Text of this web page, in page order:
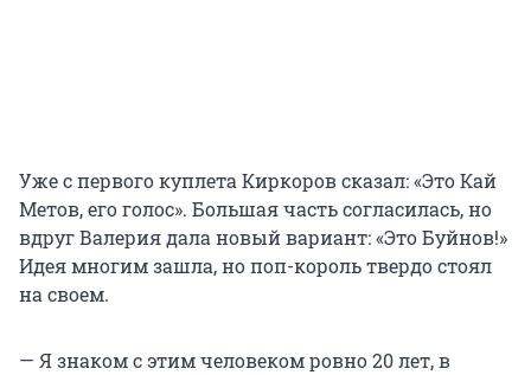
Уже с первого куплета Киркоров сказал: «Это Кай
Метов, его голос». Большая часть согласилась, но
вдруг Валерия дала новый вариант: «Это Буйнов!»
Идея многим зашла, но поп-король твердо стоял
на своем.
— Я знаком с этим человеком ровно 20 лет, в